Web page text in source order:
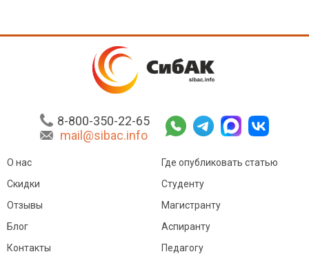
8-800-350-22-65
mail@sibac.info
О нас
Скидки
Отзывы
Блог
Контакты
Где опубликовать статью
Студенту
Магистранту
Аспиранту
Педагогу